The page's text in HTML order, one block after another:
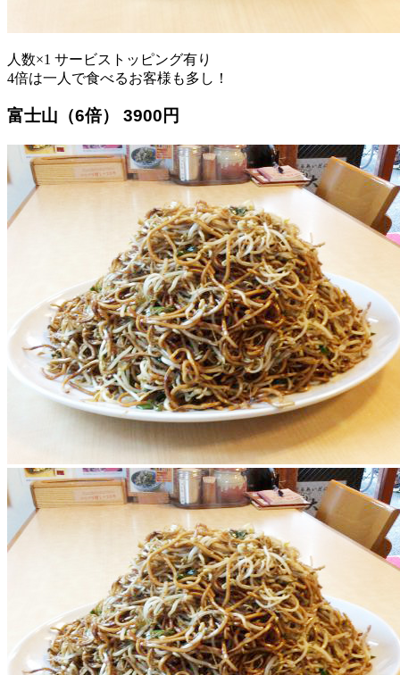
人数×1 サービストッピング有り
4倍は一人で食べるお客様も多し！
富士山（6倍） 3900円